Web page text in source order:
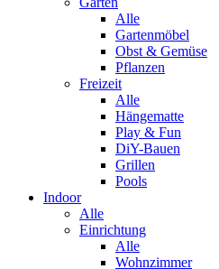
Alle
Gartenmöbel
Obst & Gemüse
Pflanzen
Freizeit
Alle
Hängematte
Play & Fun
DiY-Bauen
Grillen
Pools
Indoor
Alle
Einrichtung
Alle
Wohnzimmer